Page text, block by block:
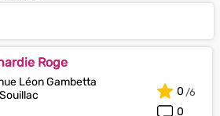
Roge
Léon Gambetta
0
0